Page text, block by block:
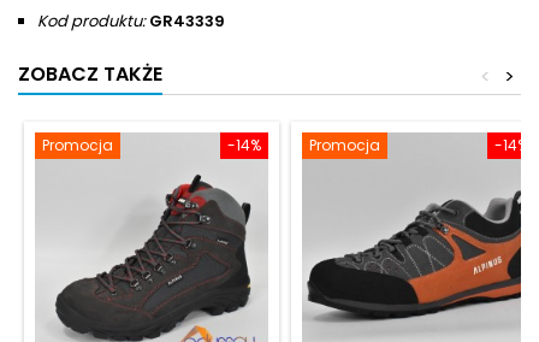
Kod produktu:GR43339
ZOBACZ TAKŻE >
<
-14%
Promocja -14%
Promocja